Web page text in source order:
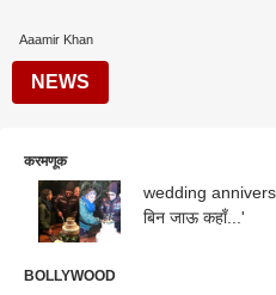
Aaamir Khan
NEWS
करमणूक
wedding
बिन जाऊ कहाँ...'
BOLLYWOOD